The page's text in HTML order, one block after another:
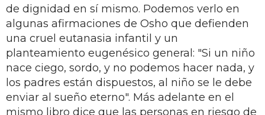
de dignidad en sí mismo. Podemos verlo en
algunas afirmaciones de Osho que defienden
una cruel eutanasia infantil y un
planteamiento eugenésico general: "Si un niño
nace ciego, sordo, y no podemos hacer nada, y
los padres están dispuestos, al niño se le debe
enviar al sueño eterno". Más adelante en el
mismo libro dice que las personas en riesgo de